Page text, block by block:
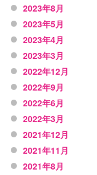
2023年8月
2023年5月
2023年4月
2023年3月
2022年12月
2022年9月
2022年6月
2022年3月
2021年12月
2021年11月
2021年8月